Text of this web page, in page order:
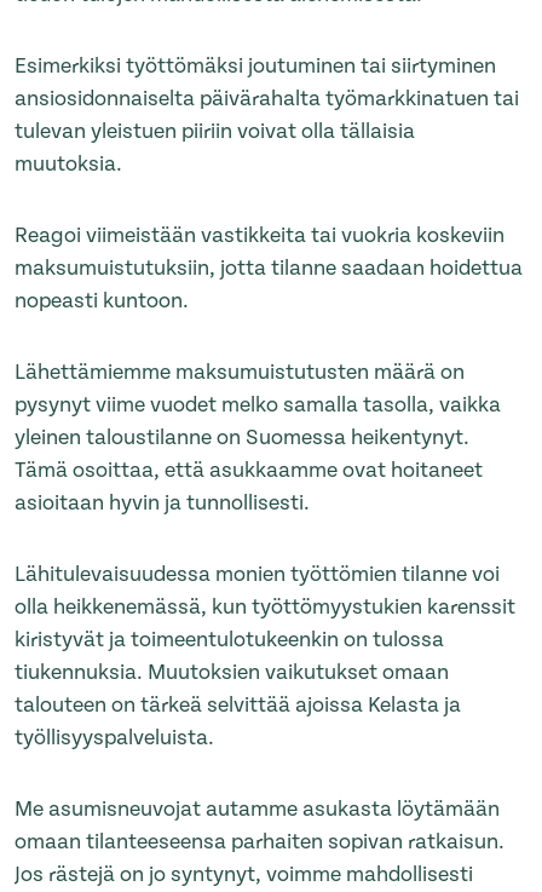
Esimerkiksi työttömäksi joutuminen tai siirtyminen
ansiosidonnaiselta päivärahalta työmarkkinatuen tai
tulevan yleistuen piiriin voivat olla tällaisia
muutoksia.
Reagoi viimeistään vastikkeita tai vuokria koskeviin
maksumuistutuksiin, jotta tilanne saadaan hoidettua
nopeasti kuntoon.
Lähettämiemme maksumuistutusten määrä on
pysynyt viime vuodet melko samalla tasolla, vaikka
yleinen taloustilanne on Suomessa heikentynyt.
Tämä osoittaa, että asukkaamme ovat hoitaneet
asioitaan hyvin ja tunnollisesti.
Lähitulevaisuudessa monien työttömien tilanne voi
olla heikkenemässä, kun työttömyystukien karenssit
kiristyvät ja toimeentulotukeenkin on tulossa
tiukennuksia. Muutoksien vaikutukset omaan
talouteen on tärkeä selvittää ajoissa Kelasta ja
työllisyyspalveluista.
Me asumisneuvojat autamme asukasta löytämään
omaan tilanteeseensa parhaiten sopivan ratkaisun.
Jos rästejä on jo syntynyt, voimme mahdollisesti